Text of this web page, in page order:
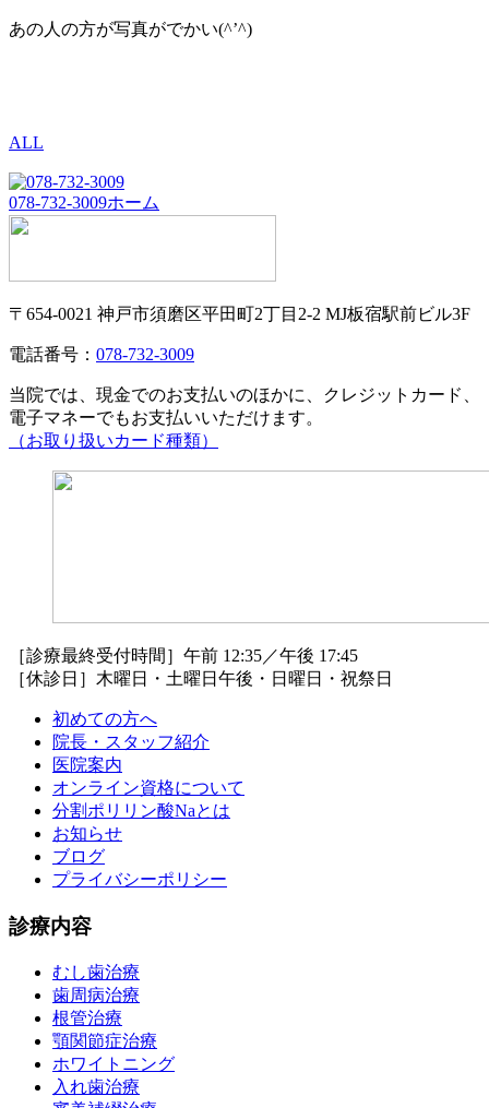
あの人の方が写真がでかい(^’^)
ALL
078-732-3009ホーム
〒654-0021 神戸市須磨区平田町2丁目2-2 MJ板宿駅前ビル3F
電話番号： 078-732-3009
当院では、現金でのお支払いのほかに、クレジットカード、
電子マネーでもお支払いいただけます。
（お取り扱いカード種類）
［診療最終受付時間］午前 12:35／午後 17:45
［休診日］木曜日・土曜日午後・日曜日・祝祭日
初めての方へ
院長・スタッフ紹介
医院案内
オンライン資格について
分割ポリリン酸Naとは
お知らせ
ブログ
プライバシーポリシー
診療内容
むし歯治療
歯周病治療
根管治療
顎関節症治療
ホワイトニング
入れ歯治療